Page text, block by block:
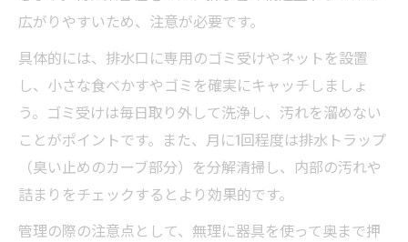
広がりやすいため、注意が必要です。
具体的には、排水口に専用のゴミ受けやネットを設置
し、小さな食べかすやゴミを確実にキャッチしましょ
う。ゴミ受けは毎日取り外して洗浄し、汚れを溜めない
ことがポイントです。また、月に1回程度は排水トラップ
（臭い止めのカーブ部分）を分解清掃し、内部の汚れや
詰まりをチェックするとより効果的です。
管理の際の注意点として、無理に器具を使って奥まで押